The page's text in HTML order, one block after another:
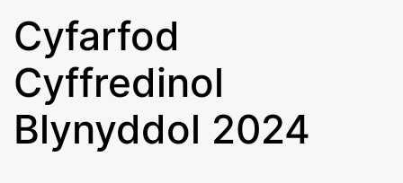
Cyfarfod
Cyffredinol
Blynyddol 2024